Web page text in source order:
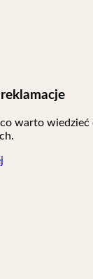
warto wiedzieć